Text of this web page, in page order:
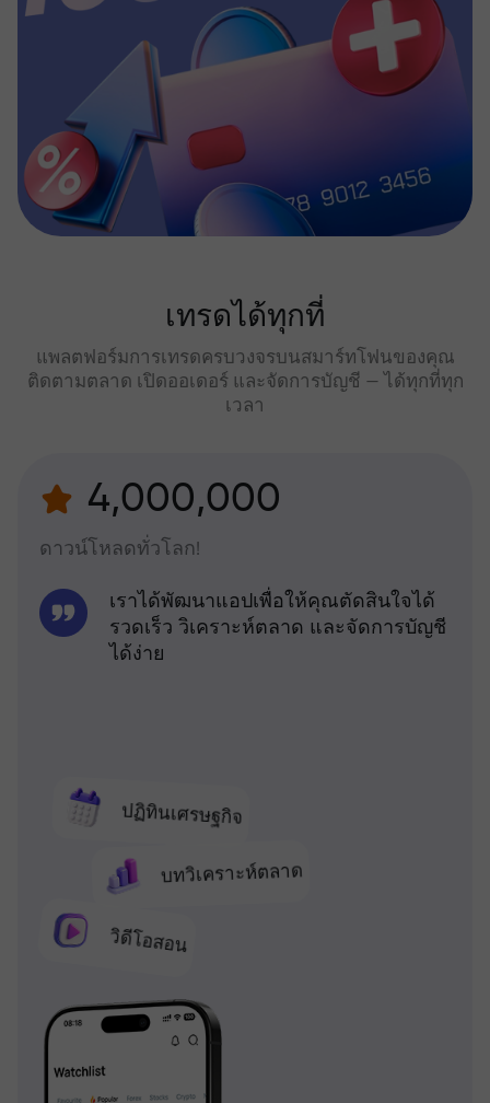
เทรดได้ทุกที่
แพลตฟอร์มการเทรดครบวงจรบนสมาร์ทโฟนของคุณ
ติดตามตลาด เปิดออเดอร์ และจัดการบัญชี — ได้ทุกที่ทุก
เวลา
4,000,000
ดาวน์โหลดทั่วโลก!
ปฏิทินเศรษฐกิจ
บทวิเคราะห์ตลาด
วิดีโอสอน
เราได้พัฒนาแอปเพื่อให้คุณตัดสินใจได้
รวดเร็ว วิเคราะห์ตลาด และจัดการบัญชี
ได้ง่าย